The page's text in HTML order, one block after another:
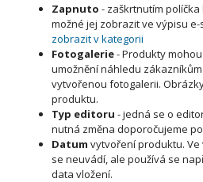
Zapnuto - zaškrtnutím
možné jej zobrazit ve výpisu
zobrazit v kategorii
Fotogalerie- Produkty
umožnění náhledu
vytvořenou fotogalerii.
produktu.
Typ editoru - jedná se o
nutná změna doporočujeme
Datum vytvoření produktu.
se neuvádí, ale používá se
data vložení.